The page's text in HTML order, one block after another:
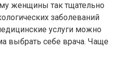
женщины так тщательно
заболеваний
услуги можно
выбрать себе врача. Чаще